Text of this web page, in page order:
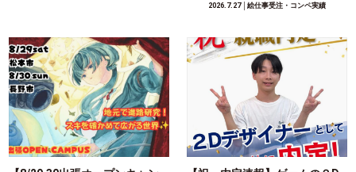
2026.7.27│絵仕事受注・コンペ実績